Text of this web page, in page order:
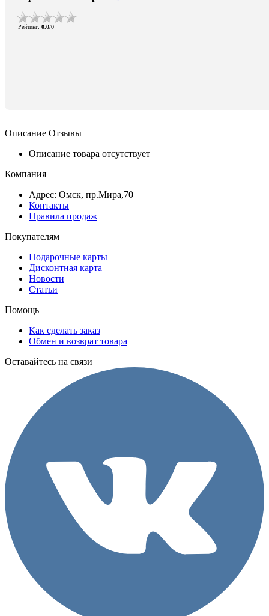
Рейтинг: 0.0/0
Описание Отзывы
Описание товара отсутствует
Компания
Адрес: Омск, пр.Мира,70
Контакты
Правила продаж
Покупателям
Подарочные карты
Дисконтная карта
Новости
Статьи
Помощь
Как сделать заказ
Обмен и возврат товара
Оставайтесь на связи